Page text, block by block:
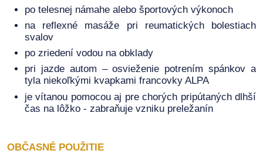
po telesnej námahe alebo športových výkonoch
na reflexné masáže pri reumatických bolestiach
svalov
po zriedení vodou na obklady
pri jazde autom – osvieženie potrením spánkov a
tyla niekoľkými kvapkami francovky ALPA
je vítanou pomocou aj pre chorých pripútaných dlhší
čas na lôžko - zabraňuje vzniku preležanín
OBČASNÉ POUŽITIE